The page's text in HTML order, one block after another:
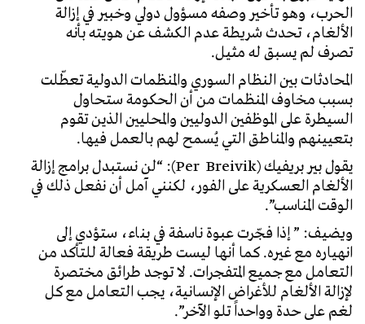
الحرب، وهو تأخير وصفه مسؤول دولي وخبير في إزالة
الألغام، تحدث شريطة عدم الكشف عن هويته بأنه
تصرف لم يسبق له مثيل.
المحادثات بين النظام السوري والمنظمات الدولية تعطّلت
بسبب مخاوف المنظمات من أن الحكومة ستحاول
السيطرة على الموظفين الدوليين والمحليين الذين تقوم
بتعيينهم والمناطق التي يُسمح لهم بالعمل فيها.
يقول بير بريفيك (Per Breivik): “لن نستبدل برامج إزالة
الألغام العسكرية على الفور، لكنني آمل أن نفعل ذلك في
الوقت المناسب”.
ويضيف: ” إذا فجّرت عبوة ناسفة في بناء، ستؤدي إلى
انهياره مع غيره. كما أنها ليست طريقة فعالة للتأكد من
التعامل مع جميع المتفجرات. لا توجد طرائق مختصرة
لإزالة الألغام للأغراض الإنسانية، يجب التعامل مع كل
لغم على حدة وواحداً تلو الآخر”.